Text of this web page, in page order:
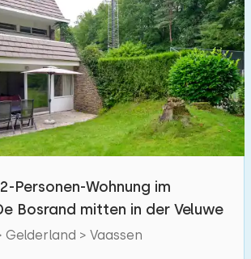
3 4 5
4 5
km):
Personen-Wohnung im
Bosrand mitten in der Veluwe
Gelderland > Vaassen